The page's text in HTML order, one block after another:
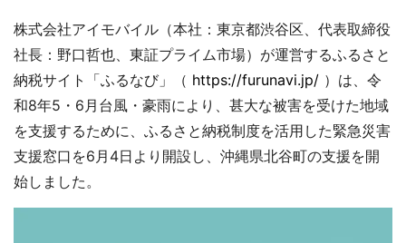
株式会社アイモバイル（本社：東京都渋谷区、代表取締役
社長：野口哲也、東証プライム市場）が運営するふるさと
納税サイト「ふるなび」（ https://furunavi.jp/ ）は、令
和8年5・6月台風・豪雨により、甚大な被害を受けた地域
を支援するために、ふるさと納税制度を活用した緊急災害
支援窓口を6月4日より開設し、沖縄県北谷町の支援を開
始しました。